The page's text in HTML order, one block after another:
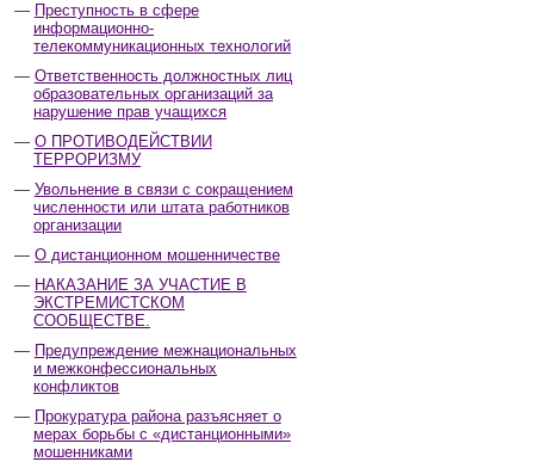
Преступность в сфере
информационно-
телекоммуникационных технологий
Ответственность должностных лиц
образовательных организаций за
нарушение прав учащихся
О ПРОТИВОДЕЙСТВИИ
ТЕРРОРИЗМУ
Увольнение в связи с сокращением
численности или штата работников
организации
О дистанционном мошенничестве
НАКАЗАНИЕ ЗА УЧАСТИЕ В
ЭКСТРЕМИСТСКОМ
СООБЩЕСТВЕ.
Предупреждение межнациональных
и межконфессиональных
конфликтов
Прокуратура района разъясняет о
мерах борьбы с «дистанционными»
мошенниками